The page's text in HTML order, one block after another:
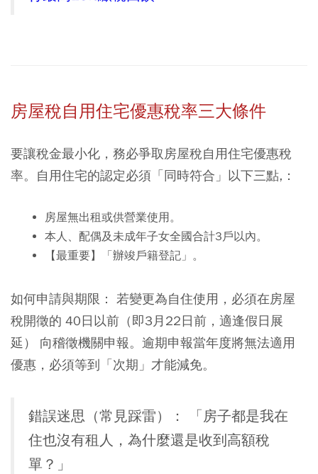
房屋稅自用住宅優惠稅率三大條件
要讓稅金最小化，務必爭取房屋稅自用住宅優惠稅
率。自用住宅的認定必須「同時符合」以下三點,：
房屋無出租或供營業使用。
本人、配偶及未成年子女全國合計3戶以內。
【最重要】「辦竣戶籍登記」。
如何申請與期限： 若變更為自住使用，必須在房屋
稅開徵的 40日以前（即3月22日前，適逢假日展
延） 向稽徵機關申報。逾期申報當年度將無法適用
優惠，必須等到「次期」才能減免。
錯誤迷思（常見踩雷）： 「房子都是我在
住也沒有租人，為什麼還是收到高額稅
單？」